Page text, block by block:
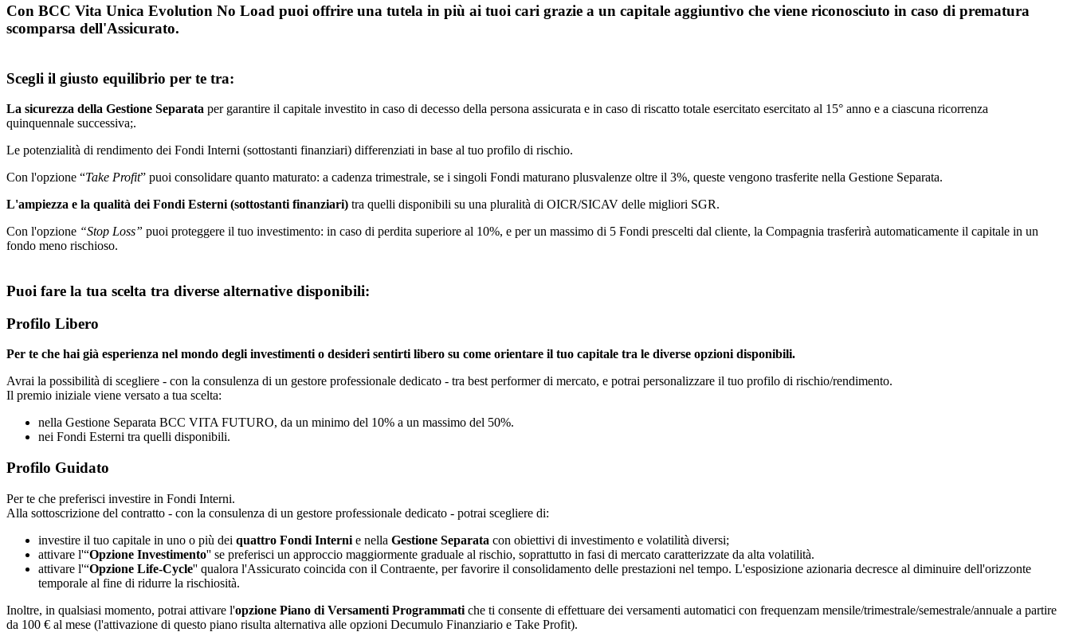
Con BCC Vita Unica Evolution No Load puoi offrire una tutela in più ai tuoi cari grazie a un capitale aggiuntivo che viene riconosciuto in caso di prematura
scomparsa dell'Assicurato.
Scegli il giusto equilibrio per te tra:
La sicurezza della Gestione Separata per garantire il capitale investito in caso di decesso della persona assicurata e in caso di riscatto totale esercitato esercitato al 15° anno e a ciascuna ricorrenza
quinquennale successiva;.
Le potenzialità di rendimento dei Fondi Interni (sottostanti finanziari) differenziati in base al tuo profilo di rischio.
Con l'opzione “Take Profit” puoi consolidare quanto maturato: a cadenza trimestrale, se i singoli Fondi maturano plusvalenze oltre il 3%, queste vengono trasferite nella Gestione Separata.
L'ampiezza e la qualità dei Fondi Esterni (sottostanti finanziari) tra quelli disponibili su una pluralità di OICR/SICAV delle migliori SGR.
Con l'opzione “Stop Loss” puoi proteggere il tuo investimento: in caso di perdita superiore al 10%, e per un massimo di 5 Fondi prescelti dal cliente, la Compagnia trasferirà automaticamente il capitale in un
fondo meno rischioso.
Puoi fare la tua scelta tra diverse alternative disponibili:
Profilo Libero
Per te che hai già esperienza nel mondo degli investimenti o desideri sentirti libero su come orientare il tuo capitale tra le diverse opzioni disponibili.
Avrai la possibilità di scegliere - con la consulenza di un gestore professionale dedicato - tra best performer di mercato, e potrai personalizzare il tuo profilo di rischio/rendimento.
Il premio iniziale viene versato a tua scelta:
nella Gestione Separata BCC VITA FUTURO, da un minimo del 10% a un massimo del 50%.
nei Fondi Esterni tra quelli disponibili.
Profilo Guidato
Per te che preferisci investire in Fondi Interni.
Alla sottoscrizione del contratto - con la consulenza di un gestore professionale dedicato - potrai scegliere di:
investire il tuo capitale in uno o più dei quattro Fondi Interni e nella Gestione Separata con obiettivi di investimento e volatilità diversi;
attivare l'“Opzione Investimento'' se preferisci un approccio maggiormente graduale al rischio, soprattutto in fasi di mercato caratterizzate da alta volatilità.
attivare l'“Opzione Life-Cycle'' qualora l'Assicurato coincida con il Contraente, per favorire il consolidamento delle prestazioni nel tempo. L'esposizione azionaria decresce al diminuire dell'orizzonte
temporale al fine di ridurre la rischiosità.
Inoltre, in qualsiasi momento, potrai attivare l'opzione Piano di Versamenti Programmati che ti consente di effettuare dei versamenti automatici con frequenzam mensile/trimestrale/semestrale/annuale a partire
da 100 € al mese (l'attivazione di questo piano risulta alternativa alle opzioni Decumulo Finanziario e Take Profit).